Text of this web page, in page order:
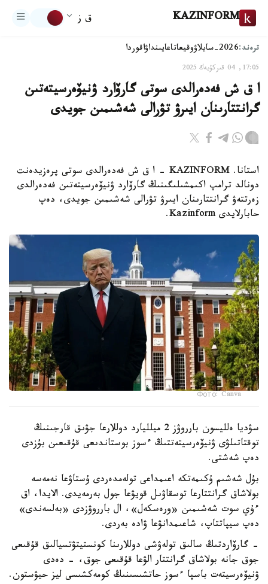
KAZINFORM ق ز
ترەند:2026-سايلاۋ وقيعاتاعايىنداۋاقوردا
17:05, 04 قىركۇيەك 2025
ا ق ش فەدەرالدى سوتى گارۆارد ۋنيۆەرسيتەتىن
گرانتتارىنان ايىرۋ تۋرالى شەشىمىن جويدى
استانا. KAZINFORM - ا ق ش فەدەرالدى سوتى پرەزيدەنت
دونالد ترامپ اكىمشىلىگىنىڭ گارۆارد ۋنيۆەرسيتەتىن فەدەرالدى
زەرتتەۋ گرانتتارىنان ايىرۋ تۋرالى شەشىمىن جويدى، دەپ
حابارلايدى Kazinform.
Фото: Canva
سۋديا ەلليسون بارروۋز 2 ميلليارد دوللارعا جۋىق قارجىنىڭ
توقتاتىلۋى ۋنيۆەرسيتەتتىڭ ءسوز بوستاندىعى قۇقىعىن بۇزدى
دەپ شەشتى.
بۇل شەشىم ۇكىمەتكە اعىمداعى تولەمدەردى ۇستاۋعا نەمەسە
بولاشاق گرانتتارعا توسقاۋىل قويۋعا جول بەرمەيدى. الايدا، اق
ءۇي سوت شەشىمىن «ورەسكەل»، ال بارروۋزدى «بەلسەندى»
دەپ سيپاتتاپ، شاعىمدانۋعا ۋادە بەردى.
- گارۆاردتىڭ سالىق تولەۋشى دوللارىنا كونستيتۋتسيالىق قۇقىعى
جوق جانە بولاشاق گرانتتار الۋعا قۇقىعى جوق، - دەدى
ۋنيۆەرسيتەت باسپا ءسوز حاتشىسىنىڭ كومەكشىسى ليز حيۋستون.